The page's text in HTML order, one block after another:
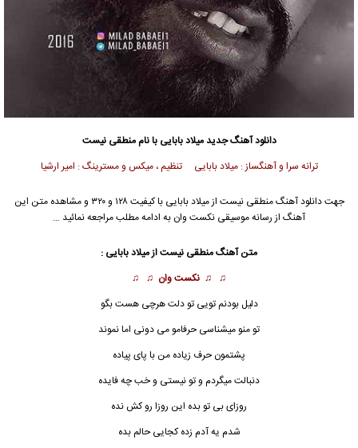
دانلود آهنگ جدیدمیلاد بابایی با نام منطقی نیست
ترانه سرا و آهنگساز : میلاد بابایی تنظیم ، میکس و مسترینگ : امیر ارشیا
جهت دانلود آهنگ منطقی نیست ازمیلاد بابایی
با کیفیت ۱۲۸ و ۳۲۰ و مشاهده متن این
آهنگ از رسانه موسیقی نکست وان به ادامه مطلب مراجعه نمائید …
متن آهنگ منطقی نیست ازمیلاد بابایی :
♫ ♫ نکست وان ♫ ♫
دلیل بودنم تویی تو دلت هرچی هست بگو
تو منو میشناسی حرفامو می دونی اما نموند
پشتمون حرف زیاده من با پای پیاده
دنبالت میگردم و تو نیستی و خب چه فایده
روزای بی تو بده این روزا رو کش نده
شدم یه آدم زده کجایی حالم بده